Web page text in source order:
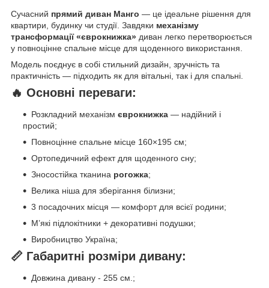
Сучасний прямий диван Манго — це ідеальне рішення для
квартири, будинку чи студії. Завдяки механізму
трансформації «єврокнижка» диван легко перетворюється
у повноцінне спальне місце для щоденного використання.
Модель поєднує в собі стильний дизайн, зручність та
практичність — підходить як для вітальні, так і для спальні.
🔥 Основні переваги:
Розкладний механізм єврокнижка — надійний і
простий;
Повноцінне спальне місце 160×195 см;
Ортопедичний ефект для щоденного сну;
Зносостійка тканина рогожка;
Велика ніша для зберігання білизни;
3 посадочних місця — комфорт для всієї родини;
М’які підлокітники + декоративні подушки;
Виробництво Україна;
📏 Габаритні розміри дивану:
Довжина дивану - 255 см.;